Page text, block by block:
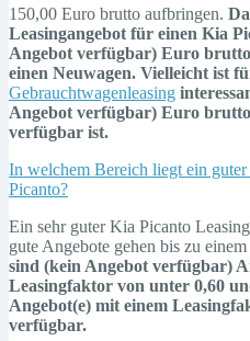
150,00 Euro brutto aufbringen.
Leasingangebot für einen Kia
Angebot verfügbar) Euro
einen Neuwagen. Vielleicht ist
Gebrauchtwagenleasing
Angebot verfügbar) Euro
verfügbar ist.
In welchem Bereich liegt ein
Picanto?
Ein sehr guter Kia Picanto
gute Angebote gehen bis zu
sind (kein Angebot verfügbar)
Leasingfaktor von unter 0,60
Angebot(e) mit einem
verfügbar.